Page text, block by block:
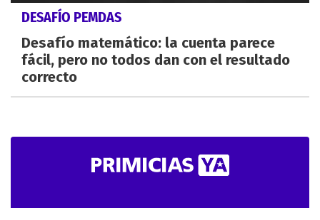
DESAFÍO PEMDAS
Desafío matemático: la cuenta parece
fácil, pero no todos dan con el resultado
correcto